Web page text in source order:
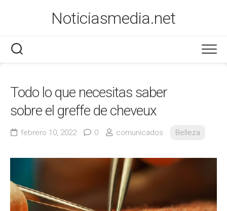
Noticiasmedia.net
Salud
Todo lo que necesitas saber
sobre el greffe de cheveux
febrero 10, 2022 0 comunicados Belleza